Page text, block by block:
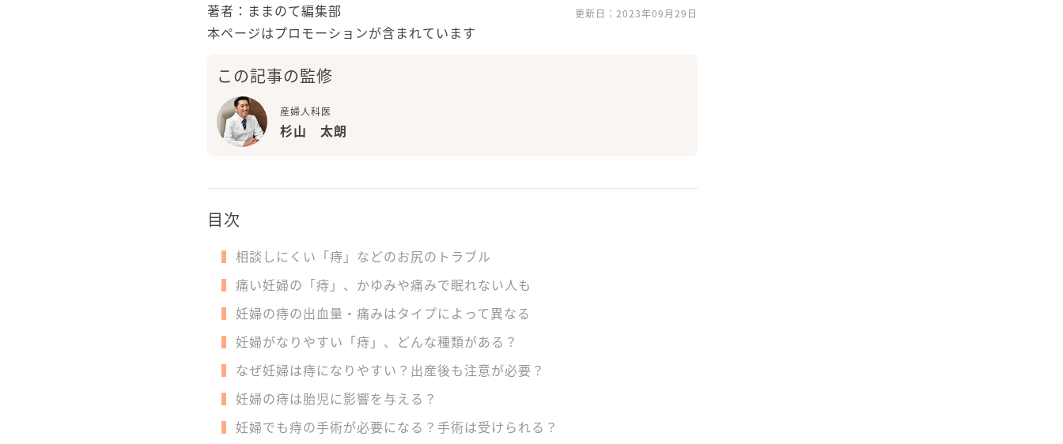
著者：ままのて編集部 更新日： 2023年09月29日
本ページはプロモーションが含まれています
この記事の監修
産婦人科医
杉山 太朗
目次
相談しにくい「痔」などのお尻のトラブル
痛い妊婦の「痔」、かゆみや痛みで眠れない人も
妊婦の痔の出血量・痛みはタイプによって異なる
妊婦がなりやすい「痔」、どんな種類がある？
なぜ妊婦は痔になりやすい？出産後も注意が必要？
妊婦の痔は胎児に影響を与える？
妊婦でも痔の手術が必要になる？手術は受けられる？